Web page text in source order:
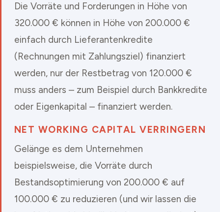
Die Vorräte und Forderungen in Höhe von
320.000 € können in Höhe von 200.000 €
einfach durch Lieferantenkredite
(Rechnungen mit Zahlungsziel) finanziert
werden, nur der Restbetrag von 120.000 €
muss anders – zum Beispiel durch Bankkredite
oder Eigenkapital – finanziert werden.
NET WORKING CAPITAL VERRINGERN
Gelänge es dem Unternehmen
beispielsweise, die Vorräte durch
Bestandsoptimierung von 200.000 € auf
100.000 € zu reduzieren (und wir lassen die